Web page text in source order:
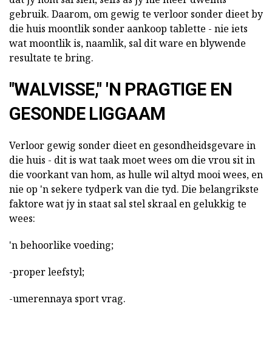
gebruik. Daarom, om gewig te verloor sonder dieet by
die huis moontlik sonder aankoop tablette - nie iets
wat moontlik is, naamlik, sal dit ware en blywende
resultate te bring.
"WALVISSE," 'N PRAGTIGE EN
GESONDE LIGGAAM
Verloor gewig sonder dieet en gesondheidsgevare in
die huis - dit is wat taak moet wees om die vrou sit in
die voorkant van hom, as hulle wil altyd mooi wees, en
nie op 'n sekere tydperk van die tyd. Die belangrikste
faktore wat jy in staat sal stel skraal en gelukkig te
wees:
'n behoorlike voeding;
-proper leefstyl;
-umerennaya sport vrag.